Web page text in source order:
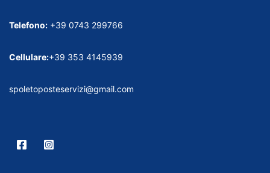
Telefono: +39 0743 299766
Cellulare:+39 353 4145939
spoletoposteservizi@gmail.com